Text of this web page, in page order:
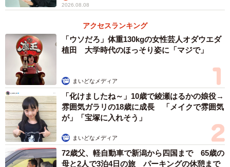
2026.08.08
アクセスランキング
「ウソだろ」体重130kgの女性芸人オダウエダ
植田 大学時代のほっそり姿に「マジで」
まいどなメディア
「化けましたね～」10歳で綾瀬はるかの娘役→
雰囲気ガラリの18歳に成長 「メイクで雰囲気
が」「宝塚に入れそう」
まいどなメディア
72歳父、軽自動車で新潟から四国まで 65歳の
母と2人で3泊4日の旅 パーキングの休憩まで